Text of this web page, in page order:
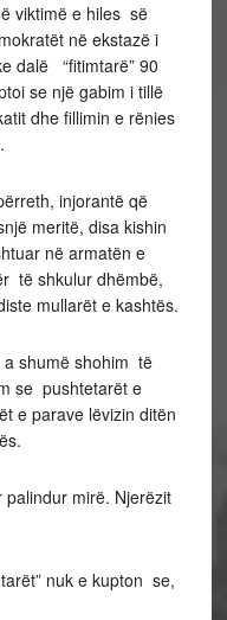
viktimë e hiles së
në ekstazë i
dalë “fitimtarë” 90
se një gabim i tillë
dhe fillimin e rënies
injorantë që
meritë, disa kishin
në armatën e
të shkulur dhëmbë,
mullarët e kashtës.
a shumë shohim të
se pushtetarët e
e parave lëvizin ditën
palindur mirë. Njerëzit
nuk e kupton se,